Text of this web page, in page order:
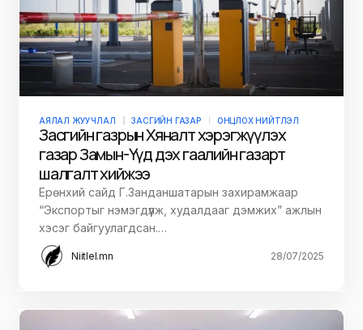
АЯЛАЛ ЖУУЧЛАЛ ЗАСГИЙН ГАЗАР ОНЦЛОХ НИЙТЛЭЛ
Засгийн газрын Хяналт хэрэгжүүлэх
газар Замын-Үүд дэх гаалийн газарт
шалгалт хийжээ
Ерөнхий сайд Г.Занданшатарын захирамжаар
“Экспортыг нэмэгдүүлж, худалдааг дэмжих” ажлын
хэсэг байгуулагдсан.…
Niitlel.mn 28/07/2025